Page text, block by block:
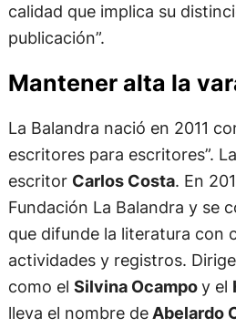
calidad que implica su
publicación”.
Mantener alta la
La Balandra nació en 2011
escritores para escritores”.
escritor Carlos Costa. En
Fundación La Balandra y se
que difunde la literatura con
actividades y registros.
como el Silvina Ocampoy el
lleva el nombre deAbelardo